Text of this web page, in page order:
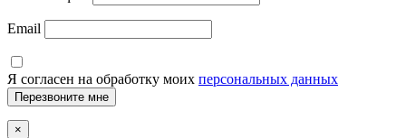
Email
Я согласен на обработку моих персональных данных
×